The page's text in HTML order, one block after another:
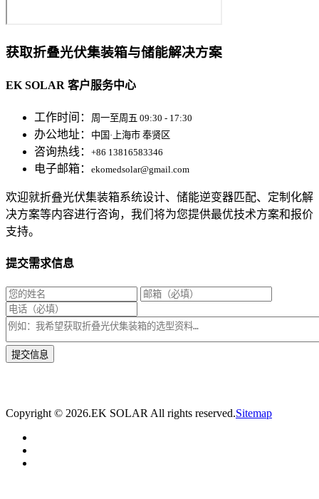
获取折叠光伏集装箱与储能解决方案
EK SOLAR 客户服务中心
工作时间： 周一至周五 09:30 - 17:30
办公地址： 中国·上海市 奉贤区
咨询热线： +86 13816583346
电子邮箱： ekomedsolar@gmail.com
欢迎就折叠光伏集装箱系统设计、储能逆变器匹配、定制化解
决方案等内容进行咨询，我们将为您提供最优技术方案和报价
支持。
提交需求信息
Copyright © 2026.EK SOLAR All rights reserved.Sitemap